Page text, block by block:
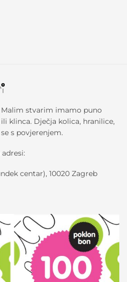
stvarim imamo puno
klinca. Dječja kolica, hranilice,
s povjerenjem.
centar), 10020 Zagreb